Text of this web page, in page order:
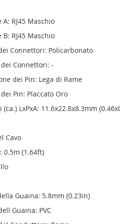
RJ45 Maschio
RJ45 Maschio
Connettori: Policarbonato
Connettori: -
dei Pin: Lega di Rame
Pin: Placcato Oro
LxPxA: 11.6x22.8x8.3mm
Cavo
0.5m (1.64ft)
Guaina: 5.8mm (0.23in)
Guaina: PVC